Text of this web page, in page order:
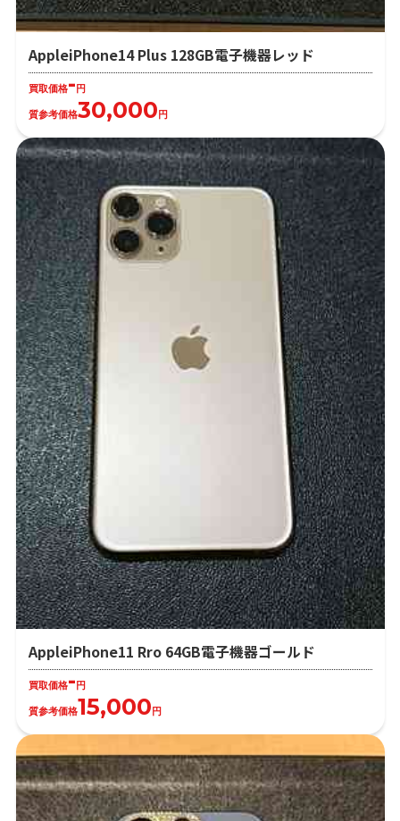
AppleiPhone14 Plus 128GB電子機器レッド
買取価格-円
質参考価格30,000円
AppleiPhone11 Rro 64GB電子機器ゴールド
買取価格- 円
質参考価格15,000 円